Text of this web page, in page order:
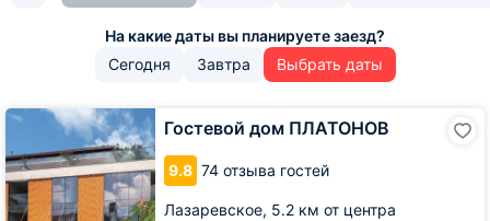
Сегодня Завтра Выбрать даты
Гостевой дом ПЛАТОНОВ
9.8 74 отзыва гостей
Лазаревское, 5.2 км от центра
Гостевой
ПЛАТОНОВ